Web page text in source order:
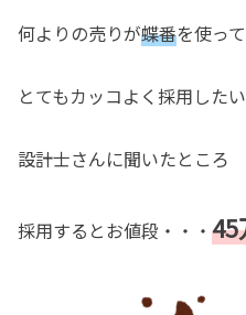
何よりの売りが蝶番を使っ
とてもカッコよく採用した
設計士さんに聞いたところ
採用するとお値段・・・ 45